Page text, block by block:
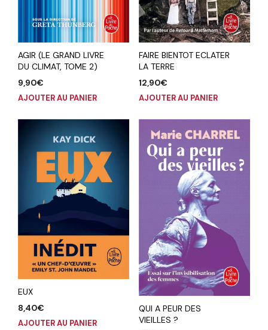
AGIR (LE GRAND LIVRE
DU CLIMAT, TOME 2)
9,90€
AJOUTER AU PANIER
FAIRE BIENTOT ECLATER
LA TERRE
12,90€
AJOUTER AU PANIER
EUX
8,40€
AJOUTER AU PANIER
QUI A PEUR DES
VIEILLES ?